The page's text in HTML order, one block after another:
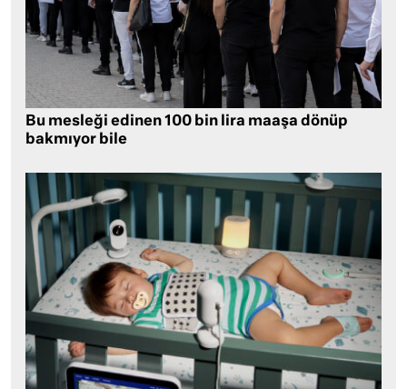
Bu mesleği edinen 100 bin lira maaşa dönüp
bakmıyor bile